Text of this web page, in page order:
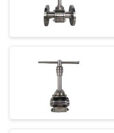
UNS
AUSFLUG
Kryo-